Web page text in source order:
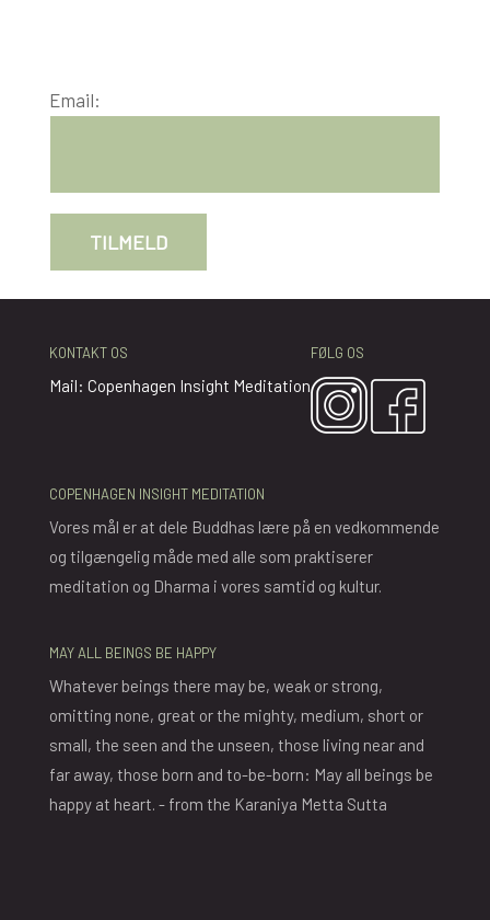
Email:
KONTAKT OS
Mail: Copenhagen Insight Meditation
FØLG OS
COPENHAGEN INSIGHT MEDITATION
Vores mål er at dele Buddhas lære på en vedkommende
og tilgængelig måde med alle som praktiserer
meditation og Dharma i vores samtid og kultur.
MAY ALL BEINGS BE HAPPY
Whatever beings there may be, weak or strong,
omitting none, great or the mighty, medium, short or
small, the seen and the unseen, those living near and
far away, those born and to-be-born: May all beings be
happy at heart. - from the Karaniya Metta Sutta